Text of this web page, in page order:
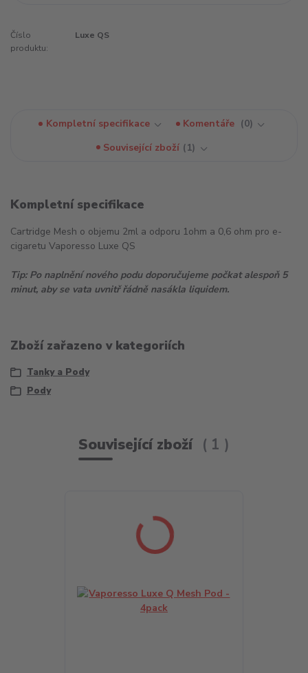
Číslo
produktu:
Luxe QS
Kompletní specifikace Komentáře
0
Související zboží
1
Kompletní specifikace
Cartridge Mesh o objemu 2ml a odporu 1ohm a 0,6 ohm pro e-
cigaretu Vaporesso Luxe QS
Tip: Po naplnění nového podu doporučujeme počkat alespoň 5
minut, aby se vata uvnitř řádně nasákla liquidem.
Zboží zařazeno v kategoriích
Tanky a Pody
Pody
Související zboží 1